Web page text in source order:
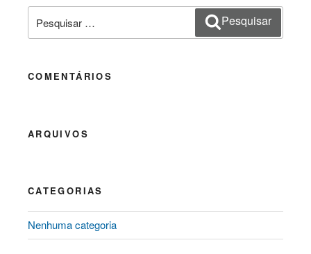
por:
Pesquisar
COMENTÁRIOS
ARQUIVOS
CATEGORIAS
Nenhuma categoria